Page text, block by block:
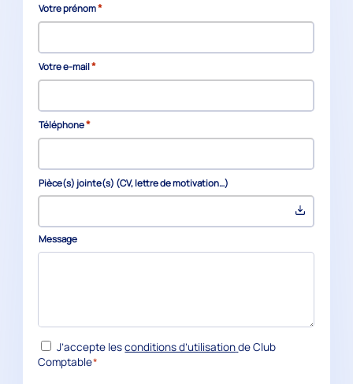
Votre prénom*
Votre e-mail*
Téléphone*
Pièce(s) jointe(s) (CV, lettre de motivation…)
Message
RGPD*
J’accepte lesconditions d’utilisationde Club
Comptable*